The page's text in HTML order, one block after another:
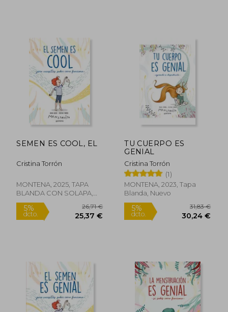
SEMEN ES COOL, EL
Cristina Torrón
MONTENA, 2025, TAPA
BLANDA CON SOLAPA,
Nuevo
TU CUERPO ES
GENIAL
Cristina Torrón
(1)
MONTENA, 2023, Tapa
Blanda, Nuevo